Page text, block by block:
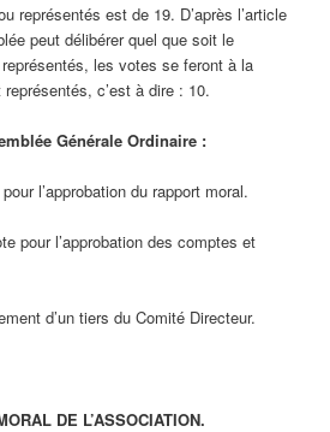
représentés est de 19. D’après l’article
peut délibérer quel que soit le
les votes se feront à la
c’est à dire : 10.
Générale Ordinaire :
l’approbation du rapport moral.
pour l’approbation des comptes et
d’un tiers du Comité Directeur.
DE L’ASSOCIATION.